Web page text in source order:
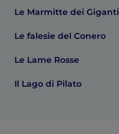
Le Marmitte dei Giganti
Le falesie del Conero
Le Lame Rosse
Il Lago di Pilato